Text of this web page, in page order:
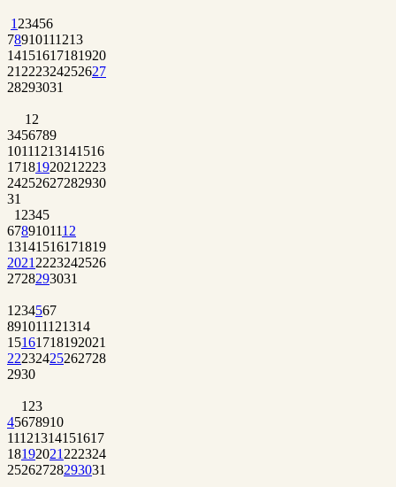
1 23456
78910111213
14151617181920
21 222324252627
28293031
1 2
3456789
10111213141516
1718192021 2223
24252627282930
31
1 2345
6789101112
13141516171819
2021 2223242526
2728293031
1 234567
891011121314
15161718192021
22232425262728
2930
1 23
45678910
11121314151617
18192021 222324
25262728293031